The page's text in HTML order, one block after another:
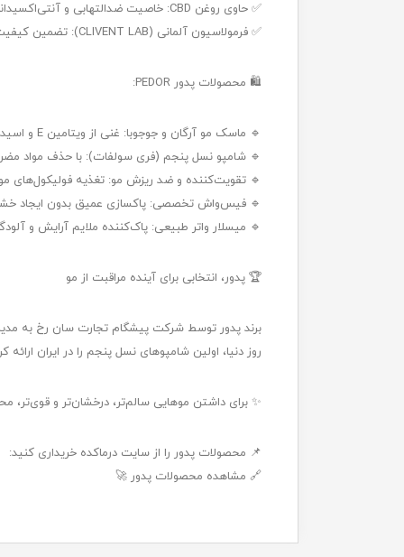
✅ حاوی روغن CBD: خاصیت ضدالتهابی و آنتی‌اکسیدانی برای مو و پوست
✅ فرمولاسیون آلمانی (CLIVENT LAB): تضمین کیفیت برتر با استانداردهای اروپایی
🛍 محصولات پدور PEDOR:
🔹 ماسک مو آرگان و جوجوبا: غنی از ویتامین E و اسیدهای چرب، نرم‌کننده و براق‌کننده مو ✨
🔹 شامپو نسل پنجم (فری سولفات): با حذف مواد مضر
🔹 تقویت‌کننده و ضد ریزش مو: تغذیه
🔹 فیس‌واش تخصصی: پاکسازی عمیق بدون ایجاد
🔹 میسلار واتر طبیعی: پاک‌کننده ملایم آرایش و
🏆 پدور، انتخابی برای آینده مراقبت از مو
روز دنیا، اولین شامپوهای نسل پنجم را در ایران ارائه
✨ برای داشتن موهایی سالم‌تر، درخشان‌تر و قوی‌تر، محصولات نسل ۵
📌 محصولات پدور را از سایت درماکده خریداری کنید:
🔗 مشاهده محصولات پدور 🚀